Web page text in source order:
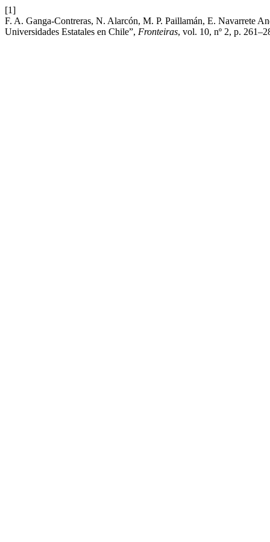
[1]
F. A. Ganga-Contreras, N. Alarcón, M. P. Paillamán, E. Navarrete
Universidades Estatales en Chile”, Fronteiras, vol. 10, nº 2, p.